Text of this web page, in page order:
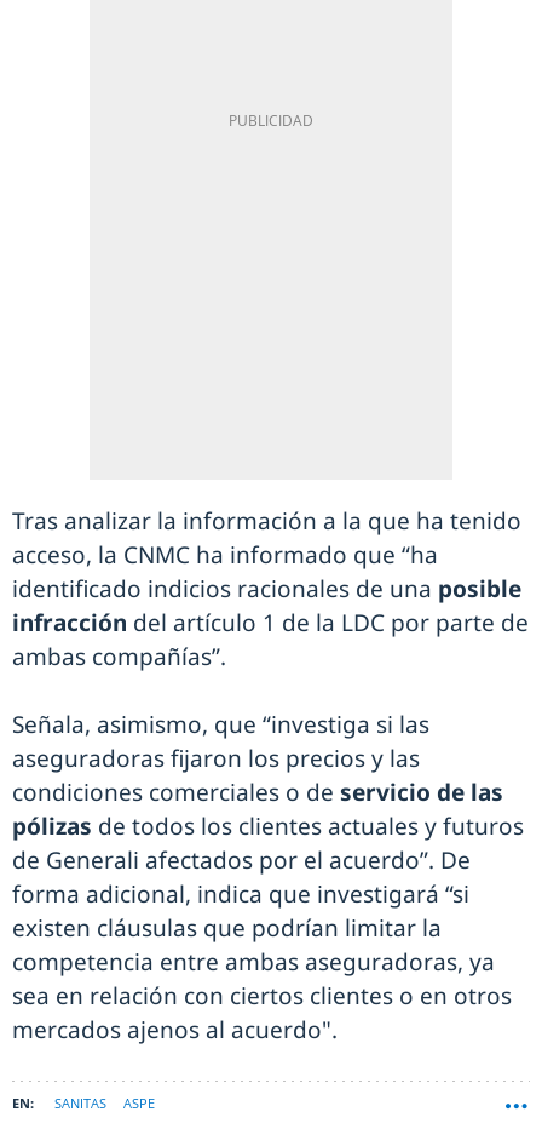
Tras analizar la información a la que ha tenido
acceso, la CNMC ha informado que “ha
identificado indicios racionales de una posible
infracción del artículo 1 de la LDC por parte de
ambas compañías”.
Señala, asimismo, que “investiga si las
aseguradoras fijaron los precios y las
condiciones comerciales o de servicio de las
pólizas de todos los clientes actuales y futuros
de Generali afectados por el acuerdo”. De
forma adicional, indica que investigará “si
existen cláusulas que podrían limitar la
competencia entre ambas aseguradoras, ya
sea en relación con ciertos clientes o en otros
mercados ajenos al acuerdo".
SANITAS ASPE